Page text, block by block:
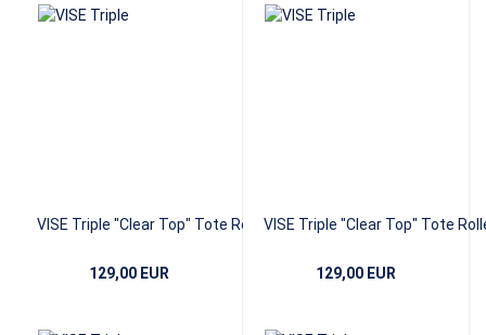
VISE Triple "Clear Top" Tote Roller -
129,00 EUR
VISE Triple "Clear Top" Tote
129,00 EUR